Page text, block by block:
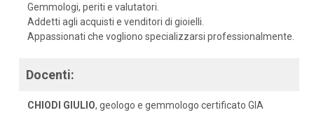
Gemmologi, periti e valutatori.
Addetti agli acquisti e venditori di gioielli.
Appassionati che vogliono specializzarsi professionalmente.
Docenti:
CHIODI GIULIO, geologo e gemmologo certificato GIA